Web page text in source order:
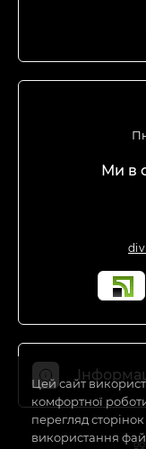
Ми в
Відгуки про
Цей сайт
комфортної
перегляд
використання